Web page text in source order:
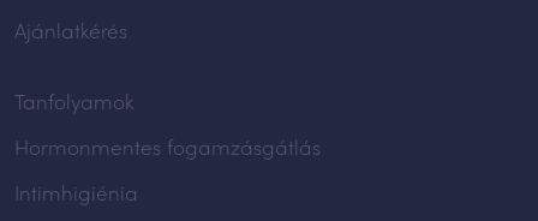
Ajánlatkérés
Tanfolyamok
Hormonmentes fogamzásgátlás
Intimhigiénia